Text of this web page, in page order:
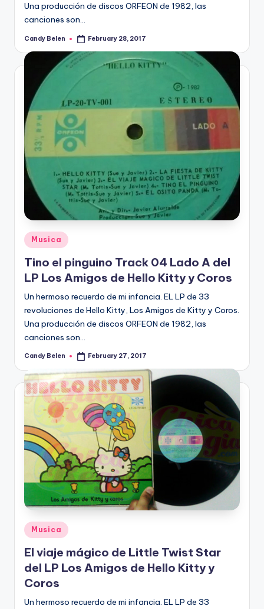
Una producción de discos ORFEON de 1982, las
canciones son…
Posted
Candy Belen February 28, 2017
Posted
in
Musica
Tino el pinguino Track 04 Lado A del
LP Los Amigos de Hello Kitty y Coros
Un hermoso recuerdo de mi infancia. EL LP de 33
revoluciones de Hello Kitty, Los Amigos de Kitty y Coros.
Una producción de discos ORFEON de 1982, las
canciones son…
Posted
Candy Belen February 27, 2017
Posted
in
Musica
El viaje mágico de Little Twist Star
del LP Los Amigos de Hello Kitty y
Coros
Un hermoso recuerdo de mi infancia. EL LP de 33